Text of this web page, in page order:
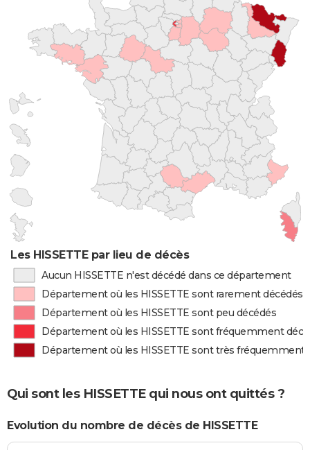
Les HISSETTE par lieu de décès
Aucun HISSETTE n'est décédé dans ce département
Département où les HISSETTE sont rarement décédés
Département où les HISSETTE sont peu décédés
Département où les HISSETTE sont fréquemment
Département où les HISSETTE sont très fréquemment
Qui sont les HISSETTE qui nous ont quittés ?
Evolution du nombre de décès de HISSETTE